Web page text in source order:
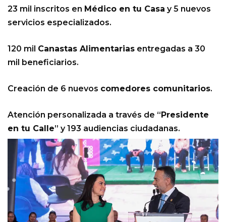
23 mil inscritos en Médico en tu Casa y 5 nuevos
servicios especializados.
120 mil Canastas Alimentarias entregadas a 30
mil beneficiarios.
Creación de 6 nuevos comedores comunitarios.
Atención personalizada a través de “ Presidente
en tu Calle” y 193 audiencias ciudadanas.